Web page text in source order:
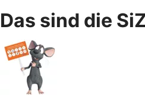
Das sind die